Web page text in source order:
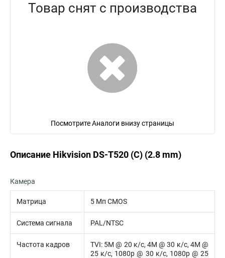
Товар снят с производства
Посмотрите Аналоги внизу страницы
Описание Hikvision DS-T520 (С) (2.8 mm)
Камера
Матрица 5 Мп CMOS
Система сигнала PAL/NTSC
Частота кадров
TVI: 5M @ 20 к/с, 4M @ 30 к/с, 4M @
25 к/с, 1080p @ 30 к/с, 1080p @ 25